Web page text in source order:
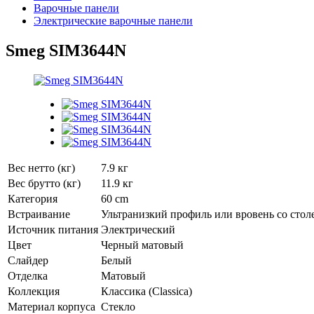
Варочные панели
Электрические варочные панели
Smeg SIM3644N
Вес нетто (кг)
7.9 кг
Вес брутто (кг)
11.9 кг
Категория
60 cm
Встраивание
Ультранизкий профиль или вровень со
Источник питания Электрический
Цвет
Черный матовый
Слайдер
Белый
Отделка
Матовый
Коллекция
Классика (Classica)
Материал корпуса Стекло